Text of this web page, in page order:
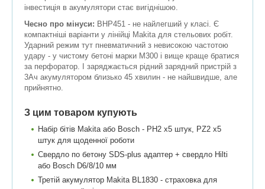
інвестиція в акумулятори стає вигіднішою.
Чесно про мінуси: BHP451 - не найлегший у класі. Є
компактніші варіанти у лінійці Makita для стельових робіт.
Ударний режим тут пневматичний з невисокою частотою
удару - у чистому бетоні марки М300 і вище краще братися
за перфоратор. І заряджається рідний зарядний пристрій з
3Ач акумулятором близько 45 хвилин - не найшвидше, але
прийнятно.
З цим товаром купують
Набір бітів Makita або Bosch - PH2 x5 штук, PZ2 x5
штук для щоденної роботи
Свердло по бетону SDS-plus адаптер + свердло Hilti
або Bosch D6/8/10 мм
Третій акумулятор Makita BL1830 - страховка для